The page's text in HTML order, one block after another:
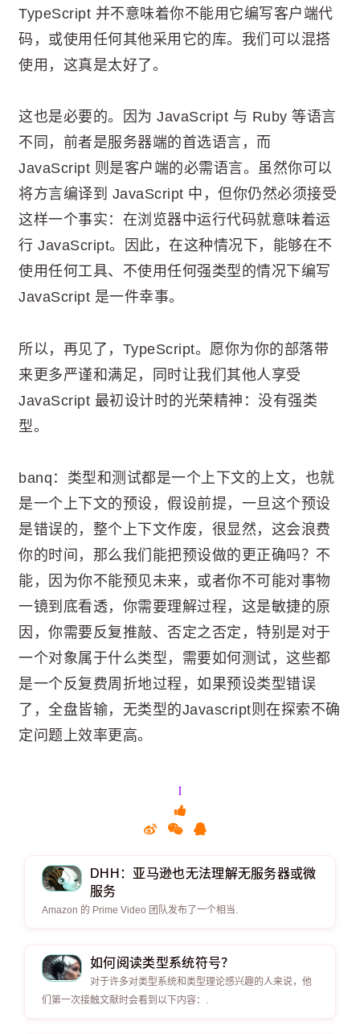
TypeScript 并不意味着你不能用它编写客户端代
码，或使用任何其他采用它的库。我们可以混搭
使用，这真是太好了。
这也是必要的。因为 JavaScript 与 Ruby 等语言
不同，前者是服务器端的首选语言，而
JavaScript 则是客户端的必需语言。虽然你可以
将方言编译到 JavaScript 中，但你仍然必须接受
这样一个事实：在浏览器中运行代码就意味着运
行 JavaScript。因此，在这种情况下，能够在不
使用任何工具、不使用任何强类型的情况下编写
JavaScript 是一件幸事。
所以，再见了，TypeScript。愿你为你的部落带
来更多严谨和满足，同时让我们其他人享受
JavaScript 最初设计时的光荣精神：没有强类
型。
banq：类型和测试都是一个上下文的上文，也就
是一个上下文的预设，假设前提，一旦这个预设
是错误的，整个上下文作废，很显然，这会浪费
你的时间，那么我们能把预设做的更正确吗？不
能，因为你不能预见未来，或者你不可能对事物
一镜到底看透，你需要理解过程，这是敏捷的原
因，你需要反复推敲、否定之否定，特别是对于
一个对象属于什么类型，需要如何测试，这些都
是一个反复费周折地过程，如果预设类型错误
了，全盘皆输，无类型的Javascript则在探索不确
定问题上效率更高。
1
DHH：亚马逊也无法理解无服务器或微
服务
Amazon 的 Prime Video 团队发布了一个相当.
如何阅读类型系统符号？
对于许多对类型系统和类型理论感兴趣的人来说，他
们第一次接触文献时会看到以下内容：.